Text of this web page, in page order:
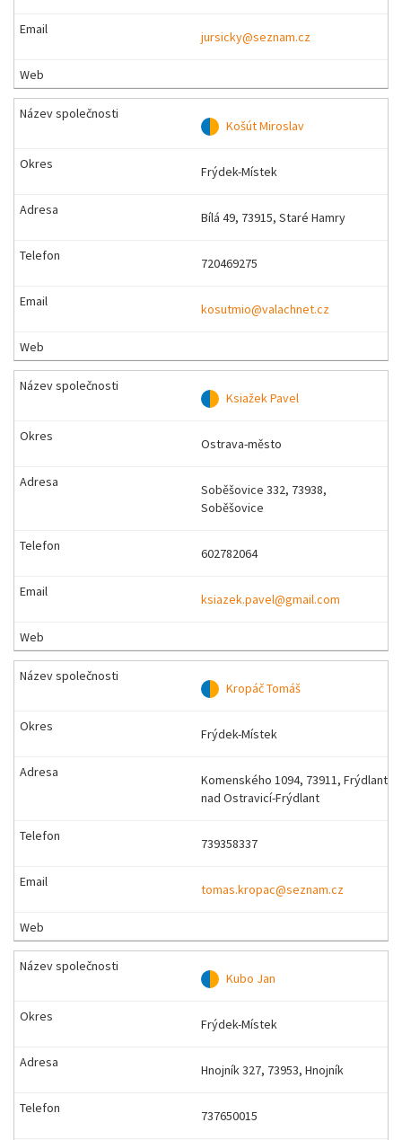
jursicky@seznam.cz
Košút Miroslav
Frýdek-Místek
Bílá 49, 73915, Staré Hamry
720469275
kosutmio@valachnet.cz
Ksiažek Pavel
Ostrava-město
Soběšovice 332, 73938,
Soběšovice
602782064
ksiazek.pavel@gmail.com
Kropáč Tomáš
Frýdek-Místek
Komenského 1094, 73911, Frýdlant
nad Ostravicí-Frýdlant
739358337
tomas.kropac@seznam.cz
Kubo Jan
Frýdek-Místek
Hnojník 327, 73953, Hnojník
737650015